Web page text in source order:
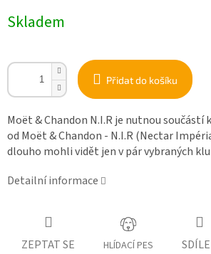
cena:
Skladem
Přidat do košíku
Moët & Chandon N.I.R je nutnou součástí
od Moët & Chandon - N.I.R (Nectar
dlouho mohli vidět jen v pár vybraných
Detailní informace
ZEPTAT SE HLÍDACÍ PES